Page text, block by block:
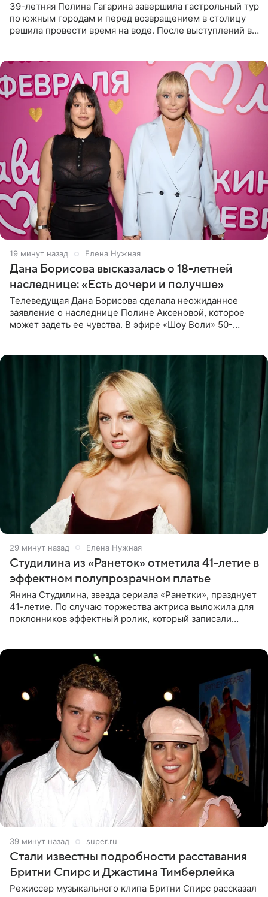
39-летняя Полина Гагарина завершила гастрольный тур
по южным городам и перед возвращением в столицу
решила провести время на воде. После выступлений в
19 минут назад Елена Нужная
Дана Борисова высказалась о 18-летней
наследнице: «Есть дочери и получше»
Телеведущая Дана Борисова сделала неожиданное
заявление о наследнице Полине Аксеновой, которое
может задеть ее чувства. В эфире «Шоу Воли» 50-
29 минут назад Елена Нужная
Студилина из «Ранеток» отметила 41-летие в
эффектном полупрозрачном платье
Янина Студилина, звезда сериала «Ранетки», празднует
41-летие. По случаю торжества актриса выложила для
поклонников эффектный ролик, который записали
39 минут назад super.ru
Стали известны подробности расставания
Бритни Спирс и Джастина Тимберлейка
Режиссер музыкального клипа Бритни Спирс рассказал